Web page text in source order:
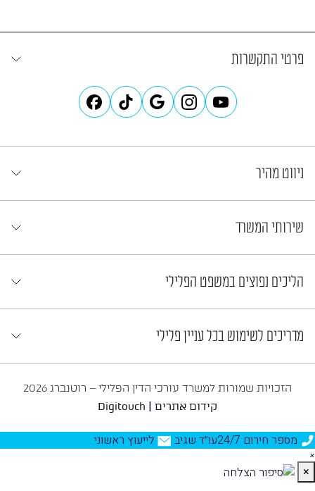
פרטי התקשרות
ניווט מהיר
שירותי המשרד
הליכים נפוצים במשפט הפלילי
מדריכים לשימוש בכל עניין פלילי
הזכויות שמורות למשרד עורכי הדין הפלילי – רוטנברג 2026
קידום אתרים |
Digitouch
מספר חירום 24/7 עו״ד שגיב לייעוץ ראשוני
×
×